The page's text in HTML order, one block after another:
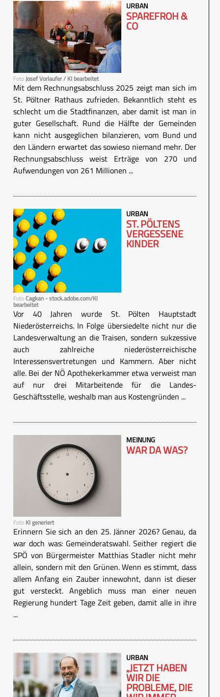
FotoJosef Vorlaufer / KI bearbeitet
URBAN
SPAREFROH &
CO
Mit dem Rechnungsabschluss 2025 zeigt man sich im
St. Pöltner Rathaus zufrieden. Bekanntlich steht es
schlecht um die Stadtfinanzen, aber damit ist man in
guter Gesellschaft. Rund die Hälfte der Gemeinden
kann nicht ausgeglichen bilanzieren, vom Bund und
den Ländern erwartet das sowieso niemand mehr. Der
Rechnungsabschluss weist Erträge von 270 und
Aufwendungen von 261 Millionen ...
FotoCagkan - stock.adobe.com/KI
bearbeitet
URBAN
ST. PÖLTENS
VERGESSENE
KINDER
Vor 40 Jahren wurde St. Pölten Hauptstadt
Niederösterreichs. In Folge übersiedelte nicht nur die
Landesverwaltung an die Traisen, sondern sukzessive
auch zahlreiche niederösterreichische
Interessensvertretungen und Kammern. Aber nicht
alle. Bei der NÖ Apothekerkammer etwa verweist man
auf nur drei Mitarbeitende für die Landes-
Geschäftsstelle, weshalb man aus Kostengründen ...
Foto KI generiert
MEINUNG
WAR DA WAS?
Erinnern Sie sich an den 25. Jänner 2026? Genau, da
war doch was: Gemeinderatswahl. Seither regiert die
SPÖ von Bürgermeister Matthias Stadler nicht mehr
allein, sondern mit den Grünen. Wenn es stimmt, dass
allem Anfang ein Zauber innewohnt, dann ist dieser
gut versteckt. Angeblich muss man einer neuen
Regierung hundert Tage Zeit geben, damit alle in ihre
...
URBAN
„JETZT HABEN
WIR DIE
PROBLEME, DIE